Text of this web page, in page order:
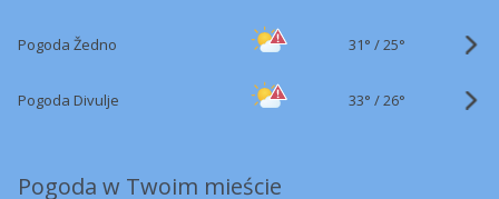
Pogoda Žedno 31° /25°
Pogoda Divulje 33° /26°
Pogoda w Twoim mieście